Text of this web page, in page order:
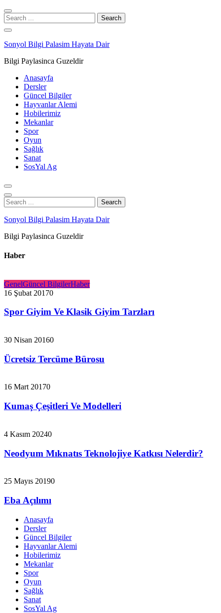
Skip
to
navigation
Skip
to
content
Search
for:
Sonyol Bilgi Palasim Hayata Dair
Bilgi Paylasinca Guzeldir
Anasayfa
Dersler
Güncel Bilgiler
Hayvanlar Alemi
Hobilerimiz
Mekanlar
Spor
Oyun
Sağlık
Sanat
SosYal Ag
Search
for:
Sonyol Bilgi Palasim Hayata Dair
Bilgi Paylasinca Guzeldir
Haber
GenelGüncel BilgilerHaber
16 Şubat 20170
Spor Giyim Ve Klasik Giyim Tarzları
30 Nisan 20160
Ücretsiz Tercüme Bürosu
16 Mart 20170
Kumaş Çeşitleri Ve Modelleri
4 Kasım 20240
Neodyum Mıknatıs Teknolojiye Katkısı Nelerdir?
25 Mayıs 20190
Eba Açılımı
Anasayfa
Dersler
Güncel Bilgiler
Hayvanlar Alemi
Hobilerimiz
Mekanlar
Spor
Oyun
Sağlık
Sanat
SosYal Ag